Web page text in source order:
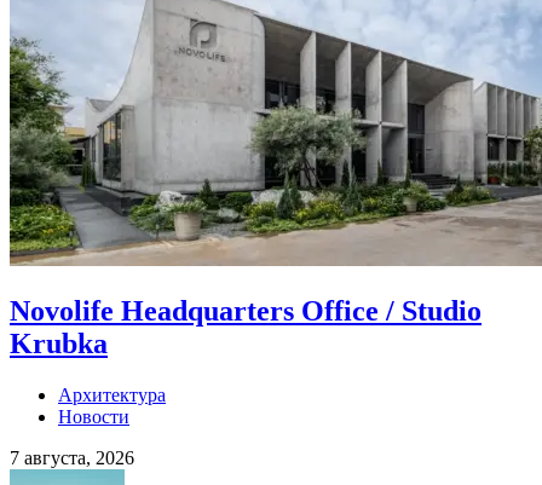
Novolife Headquarters Office / Studio
Krubka
Архитектура
Новости
7 августа, 2026